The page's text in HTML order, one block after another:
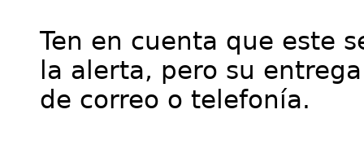
Ten en cuenta que este
la alerta, pero su
de correo o telefonía.